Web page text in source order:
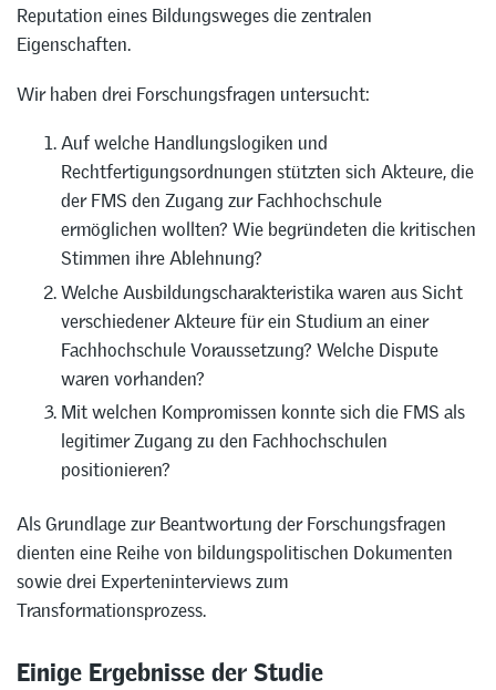
Reputation eines Bildungsweges die zentralen
Eigenschaften.
Wir haben drei Forschungsfragen untersucht:
Auf welche Handlungslogiken und
Rechtfertigungsordnungen stützten sich Akteure, die
der FMS den Zugang zur Fachhochschule
ermöglichen wollten? Wie begründeten die kritischen
Stimmen ihre Ablehnung?
Welche Ausbildungscharakteristika waren aus Sicht
verschiedener Akteure für ein Studium an einer
Fachhochschule Voraussetzung? Welche Dispute
waren vorhanden?
Mit welchen Kompromissen konnte sich die FMS als
legitimer Zugang zu den Fachhochschulen
positionieren?
Als Grundlage zur Beantwortung der Forschungsfragen
dienten eine Reihe von bildungspolitischen Dokumenten
sowie drei Experteninterviews zum
Transformationsprozess.
Einige Ergebnisse der Studie